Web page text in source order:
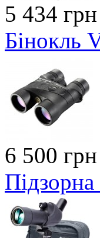
5 434 грн
Бінокль
6 500 грн